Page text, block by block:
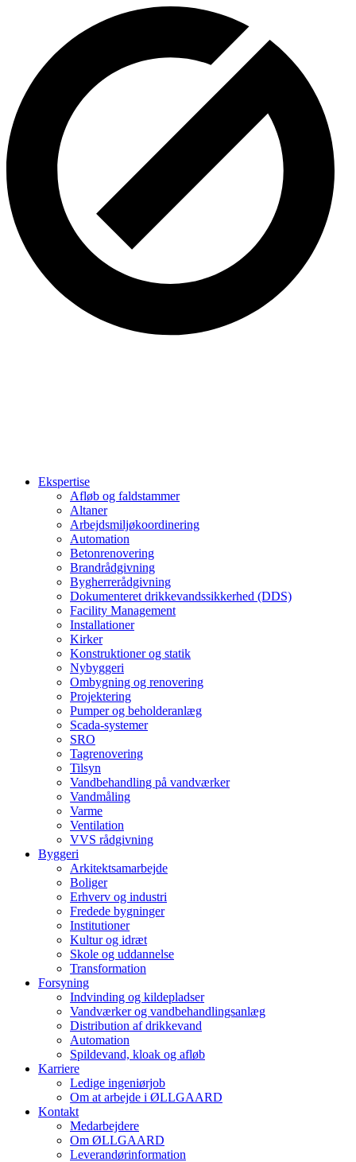
Ekspertise
Afløb og faldstammer
Altaner
Arbejdsmiljøkoordinering
Automation
Betonrenovering
Brandrådgivning
Bygherrerådgivning
Dokumenteret drikkevandssikkerhed (DDS)
Facility Management
Installationer
Kirker
Konstruktioner og statik
Nybyggeri
Ombygning og renovering
Projektering
Pumper og beholderanlæg
Scada-systemer
SRO
Tagrenovering
Tilsyn
Vandbehandling på vandværker
Vandmåling
Varme
Ventilation
VVS rådgivning
Byggeri
Arkitektsamarbejde
Boliger
Erhverv og industri
Fredede bygninger
Institutioner
Kultur og idræt
Skole og uddannelse
Transformation
Forsyning
Indvinding og kildepladser
Vandværker og vandbehandlingsanlæg
Distribution af drikkevand
Automation
Spildevand, kloak og afløb
Karriere
Ledige ingeniørjob
Om at arbejde i ØLLGAARD
Kontakt
Medarbejdere
Om ØLLGAARD
Leverandørinformation